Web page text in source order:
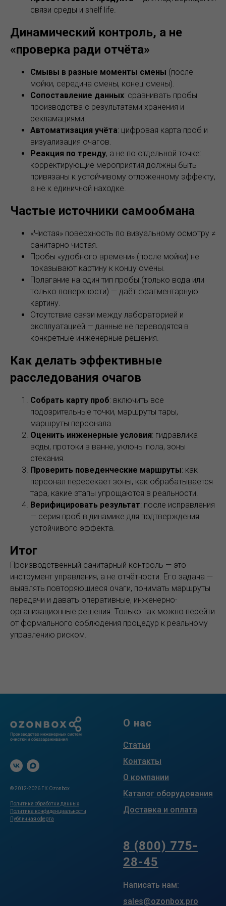
связи среды и shelf life.
Динамический контроль, а не
«проверка ради отчёта»
Смывы в разные моменты смены (после
мойки, середина смены, конец смены).
Сопоставление данных: сравнивать пробы
производства с результатами хранения и
рекламациями.
Автоматизация учёта: цифровая карта проб и
визуализация очагов.
Реакция по тренду, а не по отдельной точке:
корректирующие мероприятия должны быть
привязаны к устойчивому отложенному эффекту,
а не к единичной находке.
Частые источники самообмана
«Чистая» поверхность по визуальному осмотру ≠
санитарно чистая.
Пробы «удобного времени» (после мойки) не
показывают картину к концу смены.
Полагание на один тип пробы (только вода или
только поверхности) — даёт фрагментарную
картину.
Отсутствие связи между лабораторией и
эксплуатацией — данные не переводятся в
конкретные инженерные решения.
Как делать эффективные
расследования очагов
Собрать карту проб: включить все
подозрительные точки, маршруты тары,
маршруты персонала.
Оценить инженерные условия: гидравлика
воды, протоки в ванне, уклоны пола, зоны
стекания.
Проверить поведенческие маршруты: как
персонал пересекает зоны, как обрабатывается
тара, какие этапы упрощаются в реальности.
Верифицировать результат: после исправления
— серия проб в динамике для подтверждения
устойчивого эффекта.
Итог
Производственный санитарный контроль — это
инструмент управления, а не отчётности. Его задача —
выявлять повторяющиеся очаги, понимать маршруты
передачи и давать оперативные, инженерно-
организационные решения. Только так можно перейти
от формального соблюдения процедур к реальному
управлению риском.
© 2012-2026 ГК Ozonbox
Политика обработки данных
Политика конфиденциальности
Публичная оферта
О нас
Статьи
Контакты
О компании
Каталог оборудования
Доставка и оплата
8 (800) 775-
28-45
Написать нам:
sales@ozonbox.pro